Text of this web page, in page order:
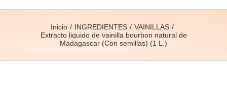
Inicio INGREDIENTES
VAINILLAS
Extracto liquido de vainilla bourbon natural de
Madagascar (Con semillas) (1 L.)